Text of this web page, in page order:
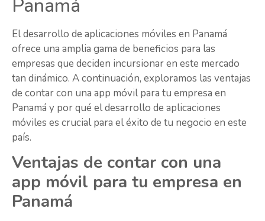
Panamá
El desarrollo de aplicaciones móviles en Panamá
ofrece una amplia gama de beneficios para las
empresas que deciden incursionar en este mercado
tan dinámico. A continuación, exploramos las ventajas
de contar con una app móvil para tu empresa en
Panamá y por qué el desarrollo de aplicaciones
móviles es crucial para el éxito de tu negocio en este
país.
Ventajas de contar con una
app móvil para tu empresa en
Panamá